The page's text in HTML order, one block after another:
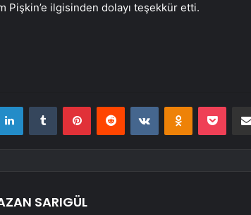
Pişkin’e ilgisinden dolayı teşekkür etti.
LinkedInTumblr PinterestReddit VKontakteOdnoklassniki
Pocket
SARIGÜL